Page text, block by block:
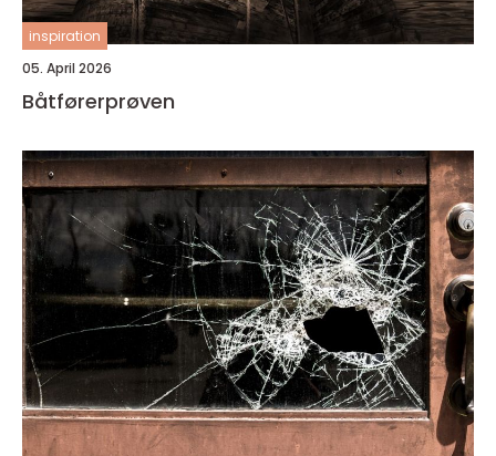
inspiration
05. April 2026
Båtførerprøven